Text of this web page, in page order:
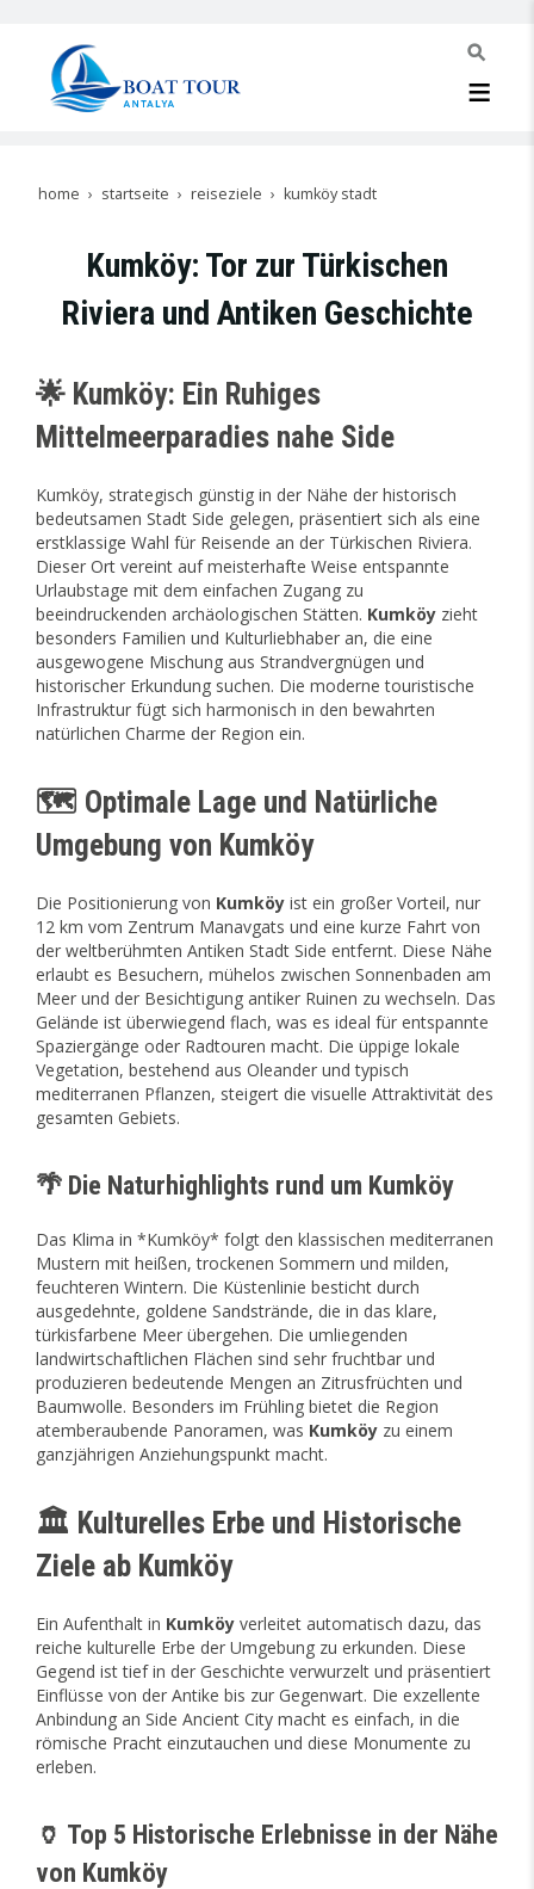
home startseite reiseziele kumköy stadt
Kumköy: Tor zur Türkischen
Riviera und Antiken Geschichte
🌟 Kumköy: Ein Ruhiges
Mittelmeerparadies nahe Side
Kumköy, strategisch günstig in der Nähe der historisch
bedeutsamen Stadt Side gelegen, präsentiert sich als eine
erstklassige Wahl für Reisende an der Türkischen Riviera.
Dieser Ort vereint auf meisterhafte Weise entspannte
Urlaubstage mit dem einfachen Zugang zu
beeindruckenden archäologischen Stätten. Kumköy zieht
besonders Familien und Kulturliebhaber an, die eine
ausgewogene Mischung aus Strandvergnügen und
historischer Erkundung suchen. Die moderne touristische
Infrastruktur fügt sich harmonisch in den bewahrten
natürlichen Charme der Region ein.
🗺️ Optimale Lage und Natürliche
Umgebung von Kumköy
Die Positionierung von Kumköy ist ein großer Vorteil, nur
12 km vom Zentrum Manavgats und eine kurze Fahrt von
der weltberühmten Antiken Stadt Side entfernt. Diese Nähe
erlaubt es Besuchern, mühelos zwischen Sonnenbaden am
Meer und der Besichtigung antiker Ruinen zu wechseln. Das
Gelände ist überwiegend flach, was es ideal für entspannte
Spaziergänge oder Radtouren macht. Die üppige lokale
Vegetation, bestehend aus Oleander und typisch
mediterranen Pflanzen, steigert die visuelle Attraktivität des
gesamten Gebiets.
🌴 Die Naturhighlights rund um Kumköy
Das Klima in *Kumköy* folgt den klassischen mediterranen
Mustern mit heißen, trockenen Sommern und milden,
feuchteren Wintern. Die Küstenlinie besticht durch
ausgedehnte, goldene Sandstrände, die in das klare,
türkisfarbene Meer übergehen. Die umliegenden
landwirtschaftlichen Flächen sind sehr fruchtbar und
produzieren bedeutende Mengen an Zitrusfrüchten und
Baumwolle. Besonders im Frühling bietet die Region
atemberaubende Panoramen, was Kumköy zu einem
ganzjährigen Anziehungspunkt macht.
🏛️ Kulturelles Erbe und Historische
Ziele ab Kumköy
Ein Aufenthalt in Kumköy verleitet automatisch dazu, das
reiche kulturelle Erbe der Umgebung zu erkunden. Diese
Gegend ist tief in der Geschichte verwurzelt und präsentiert
Einflüsse von der Antike bis zur Gegenwart. Die exzellente
Anbindung an Side Ancient City macht es einfach, in die
römische Pracht einzutauchen und diese Monumente zu
erleben.
🏺 Top 5 Historische Erlebnisse in der Nähe
von Kumköy